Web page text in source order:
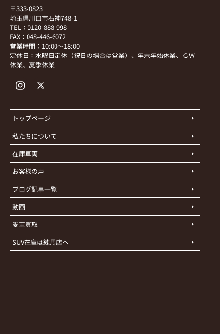
〒333-0823
埼玉県川口市石神748-1
TEL：0120-888-998
FAX：048-446-6072
営業時間：10:00～18:00
定休日：水曜日定休（祝日の場合は営業）、年末年始休業、ＧＷ
休業、夏季休業
トップページ
私たちについて
在庫車両
お客様の声
ブログ記事一覧
動画
愛車買取
SUV在庫は練馬店へ